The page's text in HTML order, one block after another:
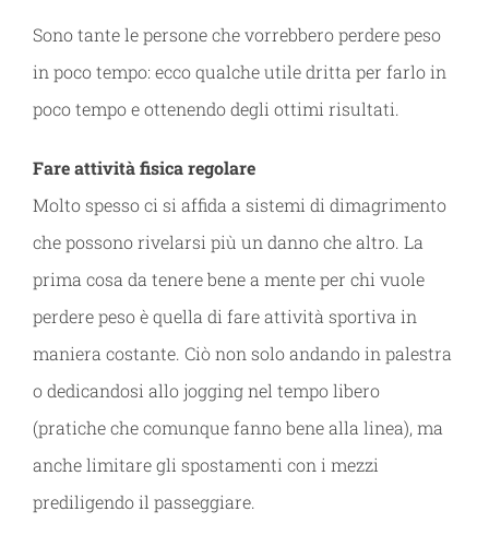
Sono tante le persone che vorrebbero perdere peso
in poco tempo: ecco qualche utile dritta per farlo in
poco tempo e ottenendo degli ottimi risultati.
Fare attività fisica regolare
Molto spesso ci si affida a sistemi di dimagrimento
che possono rivelarsi più un danno che altro. La
prima cosa da tenere bene a mente per chi vuole
perdere peso è quella di fare attività sportiva in
maniera costante. Ciò non solo andando in palestra
o dedicandosi allo jogging nel tempo libero
(pratiche che comunque fanno bene alla linea), ma
anche limitare gli spostamenti con i mezzi
prediligendo il passeggiare.